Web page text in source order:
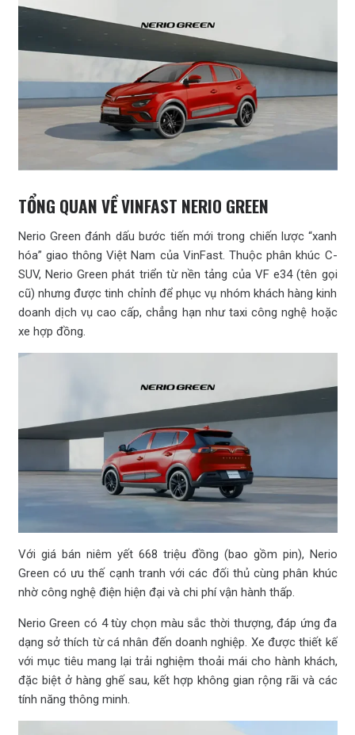
TỔNG QUAN VỀ VINFAST NERIO GREEN
Nerio Green đánh dấu bước tiến mới trong chiến lược “xanh
hóa” giao thông Việt Nam của VinFast. Thuộc phân khúc C-
SUV, Nerio Green phát triển từ nền tảng của VF e34 (tên gọi
cũ) nhưng được tinh chỉnh để phục vụ nhóm khách hàng kinh
doanh dịch vụ cao cấp, chẳng hạn như taxi công nghệ hoặc
xe hợp đồng.
Với giá bán niêm yết 668 triệu đồng (bao gồm pin), Nerio
Green có ưu thế cạnh tranh với các đối thủ cùng phân khúc
nhờ công nghệ điện hiện đại và chi phí vận hành thấp.
Nerio Green có 4 tùy chọn màu sắc thời thượng, đáp ứng đa
dạng sở thích từ cá nhân đến doanh nghiệp. Xe được thiết kế
với mục tiêu mang lại trải nghiệm thoải mái cho hành khách,
đặc biệt ở hàng ghế sau, kết hợp không gian rộng rãi và các
tính năng thông minh.